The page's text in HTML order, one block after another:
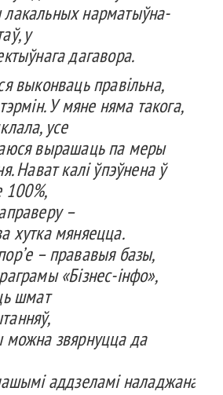
лакальныхнарматыўна-
, у
дагавора.
выконвацьправільна,
тэрмін. Умяне няма такога,
, усе
вырашацьпа меры
.Наваткалі ўпэўненаў
100%,
–
хуткамяняецца.
–прававыябазы,
«Бізнес-інфо»,
шмат
,
можна звярнуццада
аддзеламі наладжана